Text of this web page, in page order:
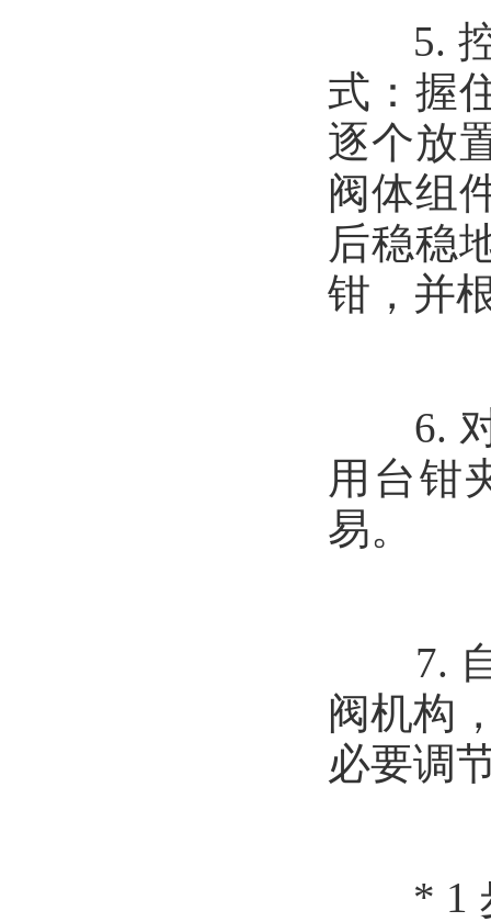
5. 控
式：握
逐个放
阀体组
后稳稳
钳，并
6. 对
用台钳
易。
7. 自
阀机构
必要调
* 1 步